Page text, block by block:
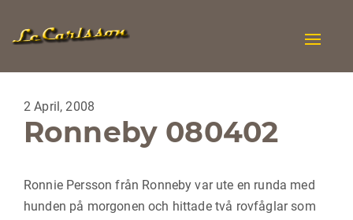
Toggle
2 April, 2008
Ronneby 080402
Ronnie Persson från Ronneby var ute en runda med
hunden på morgonen och hittade två rovfåglar som